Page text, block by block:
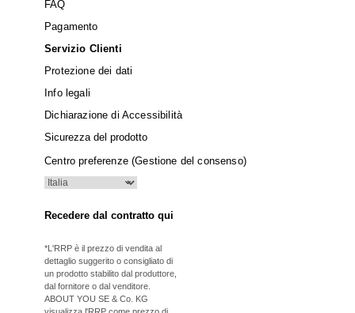
FAQ
Pagamento
Servizio Clienti
Protezione dei dati
Info legali
Dichiarazione di Accessibilità
Sicurezza del prodotto
Centro preferenze (Gestione del consenso)
Recedere dal contratto qui
*L'RRP è il prezzo di vendita al
dettaglio suggerito o consigliato di
un prodotto stabilito dal produttore,
dal fornitore o dal venditore.
ABOUT YOU SE & Co. KG